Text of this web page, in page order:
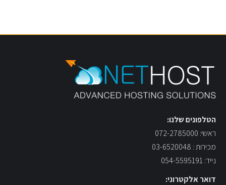
הטלפונים שלנו:
ראשי: 072-2785000
מכירות : 03-6520048
נייד: 054-5595191
דואר אלקטרוני: